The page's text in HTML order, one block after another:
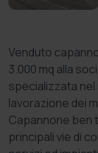
Venduto
3.000 mq alla
specializzata
lavorazione dei
Capannone ben
principali vie di